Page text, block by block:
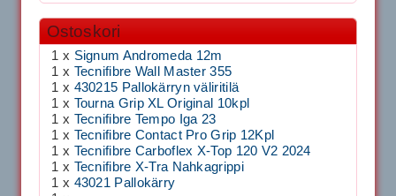
Ostoskori
1 x Signum Andromeda 12m
1 x Tecnifibre Wall Master 355
1 x 430215 Pallokärryn väliritilä
1 x Tourna Grip XL Original 10kpl
1 x Tecnifibre Tempo Iga 23
1 x Tecnifibre Contact Pro Grip 12Kpl
1 x Tecnifibre Carboflex X-Top 120 V2 2024
1 x Tecnifibre X-Tra Nahkagrippi
1 x 43021 Pallokärry